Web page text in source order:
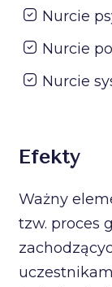
Nurcie
Nurcie
Nurcie
Efekty
Ważny
tzw. proces